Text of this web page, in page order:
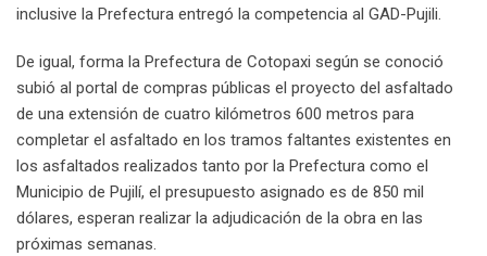
inclusive la Prefectura entregó la competencia al GAD-Pujili.
De igual, forma la Prefectura de Cotopaxi según se conoció
subió al portal de compras públicas el proyecto del asfaltado
de una extensión de cuatro kilómetros 600 metros para
completar el asfaltado en los tramos faltantes existentes en
los asfaltados realizados tanto por la Prefectura como el
Municipio de Pujilí, el presupuesto asignado es de 850 mil
dólares, esperan realizar la adjudicación de la obra en las
próximas semanas.